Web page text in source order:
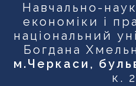
Навчально-
економіки і
національний
Богдана
м.Черкаси,
к.